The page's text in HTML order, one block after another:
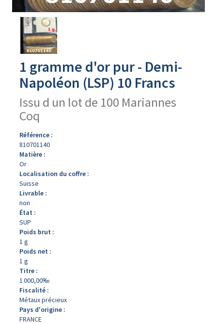
Avers
produit
1 gramme d'or pur - Demi-
Napoléon (LSP) 10 Francs
Issu d un lot de 100 Mariannes
Coq
Référence :
810701140
Matière :
Or
Localisation du coffre :
Suisse
Livrable :
non
État :
SUP
Poids brut :
1 g
Poids net :
1 g
Titre :
1 000,00‰
Fiscalité :
Métaux précieux
Pays d'origine :
FRANCE